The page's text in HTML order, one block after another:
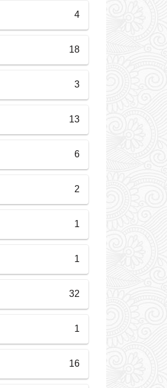
4
18
3
13
6
2
1
1
32
1
16